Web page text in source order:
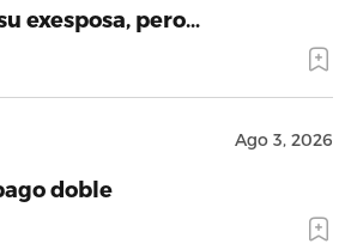
exesposa, pero…
Ago 3, 2026
doble